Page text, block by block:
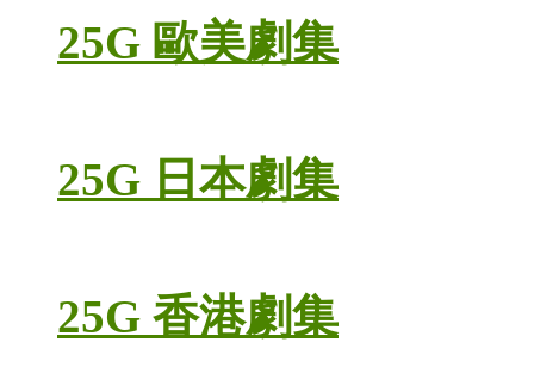
25G 歐美劇集
25G 日本劇集
25G 香港劇集